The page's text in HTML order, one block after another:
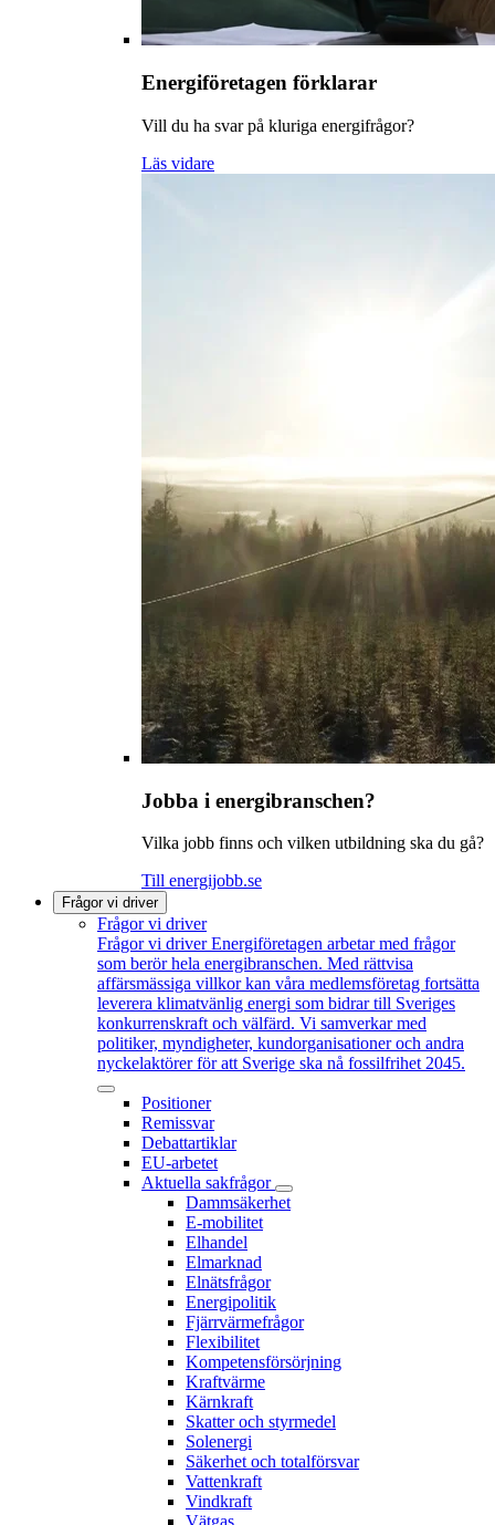
Energiföretagen förklarar
Vill du ha svar på kluriga energifrågor?
Läs vidare
Jobba i energibranschen?
Vilka jobb finns och vilken utbildning ska du gå?
Till energijobb.se
Frågor vi driver
Frågor vi driver
Frågor vi driver Energiföretagen arbetar med frågor
som berör hela energibranschen. Med rättvisa
affärsmässiga villkor kan våra medlemsföretag fortsätta
leverera klimatvänlig energi som bidrar till Sveriges
konkurrenskraft och välfärd. Vi samverkar med
politiker, myndigheter, kundorganisationer och andra
nyckelaktörer för att Sverige ska nå fossilfrihet 2045.
Positioner
Remissvar
Debattartiklar
EU-arbetet
Aktuella sakfrågor
Dammsäkerhet
E-mobilitet
Elhandel
Elmarknad
Elnätsfrågor
Energipolitik
Fjärrvärmefrågor
Flexibilitet
Kompetensförsörjning
Kraftvärme
Kärnkraft
Skatter och styrmedel
Solenergi
Säkerhet och totalförsvar
Vattenkraft
Vindkraft